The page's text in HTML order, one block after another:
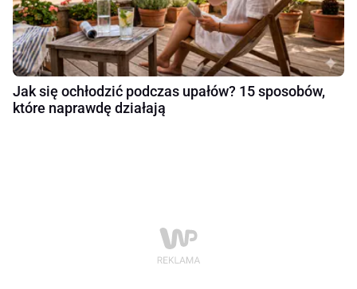
Jak się ochłodzić podczas upałów? 15 sposobów,
które naprawdę działają